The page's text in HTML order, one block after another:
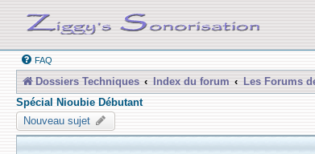
FAQ
Dossiers Techniques Index du forum Les Forums
Spécial Nioubie Débutant
Nouveau sujet